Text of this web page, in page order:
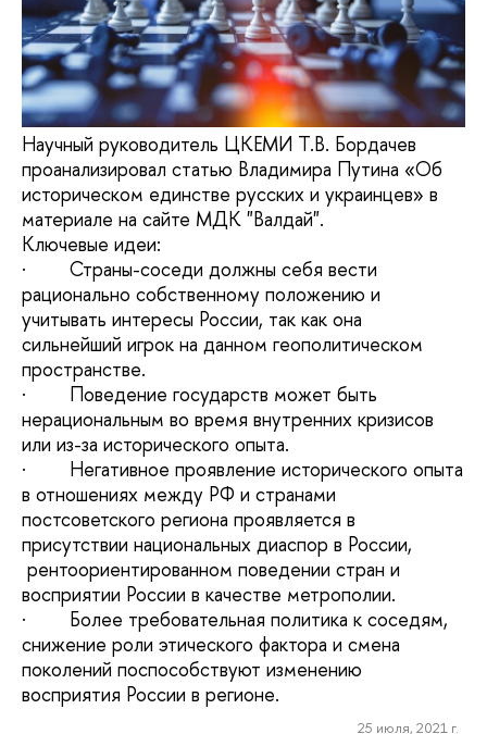
Научный руководитель ЦКЕМИ Т.В. Бордачев
проанализировал статью Владимира Путина «Об
историческом единстве русских и украинцев» в
материале на сайте МДК "Валдай".
Ключевые идеи:
· Страны-соседи должны себя вести
рационально собственному положению и
учитывать интересы России, так как она
сильнейший игрок на данном геополитическом
пространстве.
· Поведение государств может быть
нерациональным во время внутренних кризисов
или из-за исторического опыта.
· Негативное проявление исторического опыта
в отношениях между РФ и странами
постсоветского региона проявляется в
присутствии национальных диаспор в России,
рентоориентированном поведении стран и
восприятии России в качестве метрополии.
· Более требовательная политика к соседям,
снижение роли этического фактора и смена
поколений поспособствуют изменению
восприятия России в регионе.
25 июля, 2021 г.